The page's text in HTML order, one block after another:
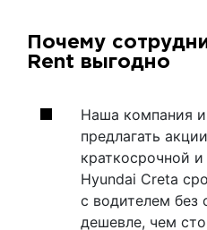
Почему
Rent выгодно
Наша компания
предлагать
краткосрочной
Hyundai Creta
с водителем без
дешевле, чем